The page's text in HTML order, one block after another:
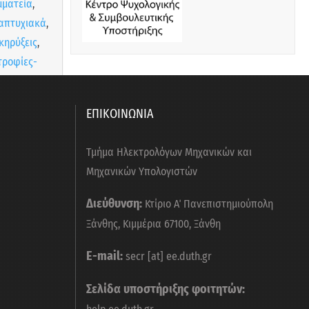
,
,
,
ΕΠΙΚΟΙΝΩΝΙΑ
Τμήμα Ηλεκτρολόγων Μηχανικών και
Μηχανικών Υπολογιστών
Διεύθυνση:Κτίριο Α΄ Πανεπιστημιούπολη
Ξάνθης, Κιμμέρια 67100, Ξάνθη
E-mail:secr [at] ee.duth.gr
Σελίδα υποστήριξης φοιτητών: